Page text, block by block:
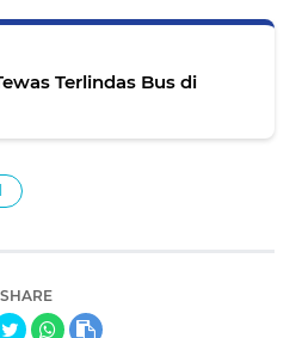
Terlindas Bus di
SHARE